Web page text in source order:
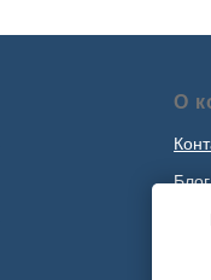
О
Блог